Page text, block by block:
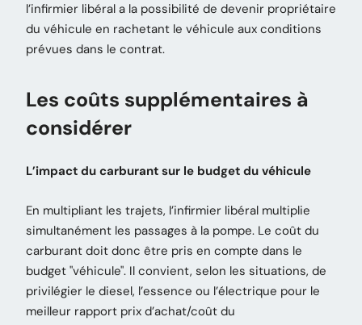
l’infirmier libéral a la possibilité de devenir propriétaire
du véhicule en rachetant le véhicule aux conditions
prévues dans le contrat.
Les coûts supplémentaires à
considérer
L’impact du carburant sur le budget du véhicule
En multipliant les trajets, l’infirmier libéral multiplie
simultanément les passages à la pompe. Le coût du
carburant doit donc être pris en compte dans le
budget "véhicule". Il convient, selon les situations, de
privilégier le diesel, l’essence ou l’électrique pour le
meilleur rapport prix d’achat/coût du